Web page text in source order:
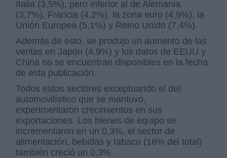
Italia (3,5%), pero inferior al de Alemania
(3,7%), Francia (4,2%), la zona euro (4,9%), la
Unión Europea (5,1%) y Reino Unido (7,4%).
Además de esto, se produjo un aumento de las
ventas en Japón (4,9%) y los datos de EEUU y
China no se encuentran disponibles en la fecha
de esta publicación.
Todos estos sectores exceptuando el del
automovilístico que se mantuvo,
experimentaron crecimientos en sus
exportaciones. Los bienes de equipo se
incrementaron en un 0,3%, el sector de
alimentación, bebidas y tabaco (16% del total)
también creció un 0,3%.